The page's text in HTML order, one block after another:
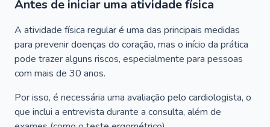
Antes de iniciar uma atividade física
A atividade física regular é uma das principais medidas
para prevenir doenças do coração, mas o início da prática
pode trazer alguns riscos, especialmente para pessoas
com mais de 30 anos.
Por isso, é necessária uma avaliação pelo cardiologista, o
que inclui a entrevista durante a consulta, além de